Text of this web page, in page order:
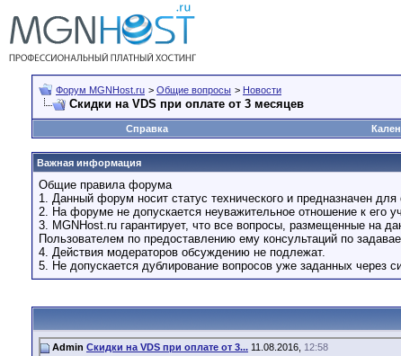
Форум MGNHost.ru > Общие вопросы > Новости
Скидки на VDS при оплате от 3 месяцев
Справка
Важная информация
Общие правила форума
1. Данный форум носит статус технического и предназначен
2. На форуме не допускается неуважительное отношение к его
3. MGNHost.ru гарантирует, что все вопросы, размещенные на
Пользователем по предоставлению ему консультаций по
4. Действия модераторов обсуждению не подлежат.
5. Не допускается дублирование вопросов уже заданных через
Admin Скидки на VDS при оплате от 3... 11.08.2016, 12:58